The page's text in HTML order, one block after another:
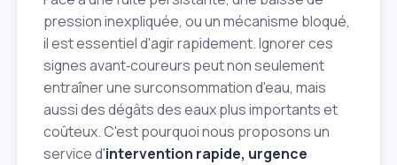
pression inexpliquée, ou un mécanisme bloqué,
il est essentiel d'agir rapidement. Ignorer ces
signes avant‑coureurs peut non seulement
entraîner une surconsommation d'eau, mais
aussi des dégâts des eaux plus importants et
coûteux. C'est pourquoi nous proposons un
service d'intervention rapide, urgence